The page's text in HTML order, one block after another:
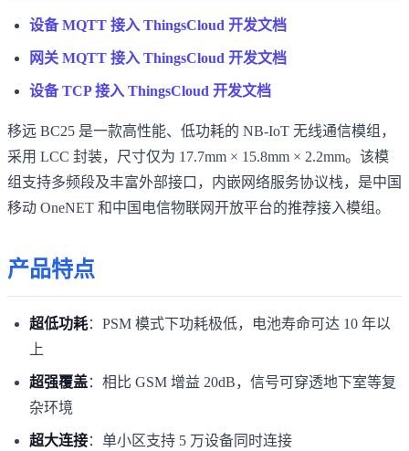
设备 MQTT 接入 ThingsCloud 开发文档
网关 MQTT 接入 ThingsCloud 开发文档
设备 TCP 接入 ThingsCloud 开发文档
移远 BC25 是一款高性能、低功耗的 NB-IoT 无线通信模组，
采用 LCC 封装，尺寸仅为 17.7mm × 15.8mm × 2.2mm。该模
组支持多频段及丰富外部接口，内嵌网络服务协议栈，是中国
移动 OneNET 和中国电信物联网开放平台的推荐接入模组。
产品特点
超低功耗：PSM 模式下功耗极低，电池寿命可达 10 年以
上
超强覆盖：相比 GSM 增益 20dB，信号可穿透地下室等复
杂环境
超大连接：单小区支持 5 万设备同时连接